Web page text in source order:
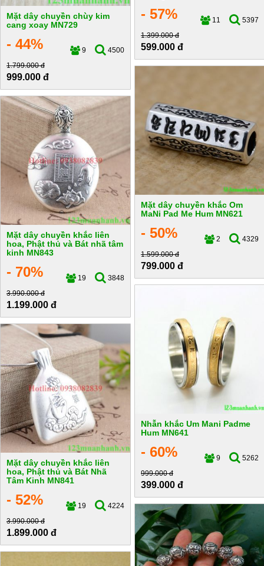
- 57% 11
5397
1.399.000 đ
599.000 đ
Mặt dây chuyền chùy kim
cang xoay MN729
- 44% 9
4500
1.799.000 đ
999.000 đ
Mặt dây chuyền khắc Om
MaNi Pad Me Hum MN621
- 50% 2
4329
1.599.000 đ
799.000 đ
Mặt dây chuyền khắc liên
hoa, Phật thủ và Bát nhã tâm
kinh MN843
- 70% 19
3848
3.990.000 đ
1.199.000 đ
Nhẫn khắc Um Mani Padme
Hum MN641
- 60% 9
5262
999.000 đ
399.000 đ
Mặt dây chuyền khắc liên
hoa, Phật thủ và Bát Nhã
Tâm Kinh MN841
- 52% 19
4224
3.990.000 đ
1.899.000 đ